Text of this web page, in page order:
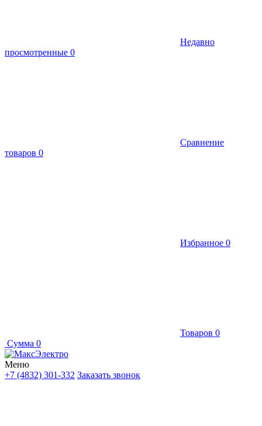
Недавно
просмотренные 0
Сравнение
товаров 0
Избранное 0
Товаров 0
Сумма 0
Меню
+7 (4832) 301-332 Заказать звонок